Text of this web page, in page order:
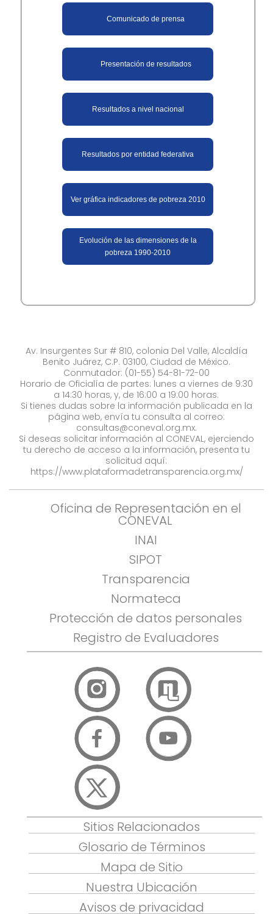
Comunicado de prensa
Presentación de resultados
Resultados a nivel nacional​
Resultados por entidad federativa
Ver gráfica indicadores de pobreza 2010
Evolución de las dimensiones de la
pobreza 1990-2010
Av. Insurgentes Sur # 810, colonia Del Valle, Alcaldía
Benito Juárez, C.P. 03100, Ciudad de México.
Conmutador: (01-55) 54-81-72-00
Horario de Oficialía de partes: lunes a viernes de 9:30
a 14:30 horas, y, de 16:00 a 19:00 horas.
Si tienes dudas sobre la información publicada en la
página web, envía tu consulta al correo:
consultas@coneval.org.mx.
Si deseas solicitar información al CONEVAL, ejerciendo
tu derecho de acceso a la información, presenta tu
solicitud aquí:
https://www.plataformadetransparencia.org.mx/
Oficina de Representación en el
CONEVAL
INAI
SIPOT
Transparencia
Normateca
Protección de datos personales
Registro de Evaluadores
Sitios Relacionados
Glosario de Términos
Mapa de Sitio
Nuestra Ubicación
Avisos de privacidad